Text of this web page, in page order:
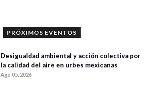
PRÓXIMOS EVENTOS
Desigualdad ambiental y acción colectiva por
la calidad del aire en urbes mexicanas
Ago 05, 2026